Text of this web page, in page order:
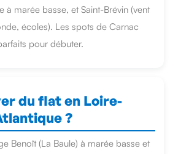
à marée basse, et Saint-Brévin (vent
écoles). Les spots de Carnac
pour débuter.
du flat en Loire-
?
Benoît (La Baule) à marée basse et